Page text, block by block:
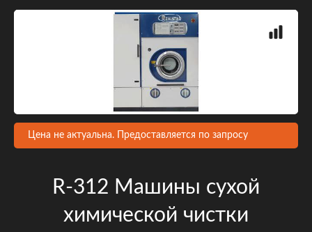
Цена не актуальна. Предоставляется по запросу
R-312 Машины сухой
химической чистки